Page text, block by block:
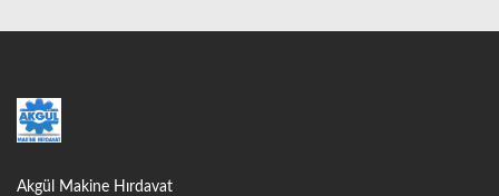
Akgül Makine Hırdavat